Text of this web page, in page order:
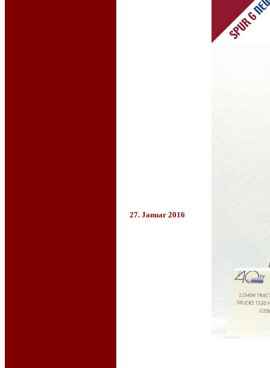
27. Januar 2016